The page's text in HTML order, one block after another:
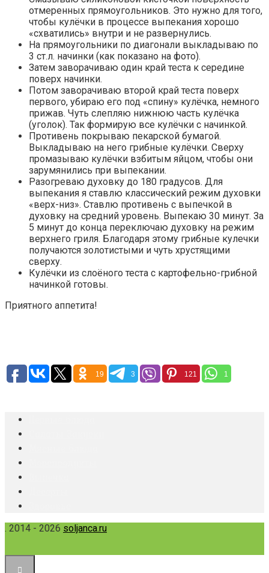
отмеренных прямоугольников. Это нужно для того,
чтобы кулёчки в процессе выпекания хорошо
«схватились» внутри и не развернулись.
На прямоугольники по диагонали выкладываю по
3 ст.л. начинки (как показано на фото).
Затем заворачиваю один край теста к середине
поверх начинки.
Потом заворачиваю второй край теста поверх
первого, убираю его под «спину» кулёчка, немного
прижав. Чуть слепляю нижнюю часть кулёчка
(уголок). Так формирую все кулёчки с начинкой.
Противень покрываю пекарской бумагой.
Выкладываю на него грибные кулёчки. Сверху
промазываю кулёчки взбитым яйцом, чтобы они
зарумянились при выпекании.
Разогреваю духовку до 180 градусов. Для
выпекания я ставлю классический режим духовки
«верх-низ». Ставлю противень с выпечкой в
духовку на средний уровень. Выпекаю 30 минут. За
5 минут до конца переключаю духовку на режим
верхнего гриля. Благодаря этому грибные кулечки
получаются золотистыми и чуть хрустящими
сверху.
Кулёчки из слоёного теста с картофельно-грибной
начинкой готовы.
Приятного аппетита!
19 3 121 1
. 2014 - 2026 soljanca.ru